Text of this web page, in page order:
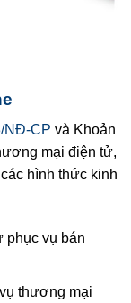
NĐ-CP và Khoản
mại điện tử,
các hình thức kinh
phục vụ bán
thương mại